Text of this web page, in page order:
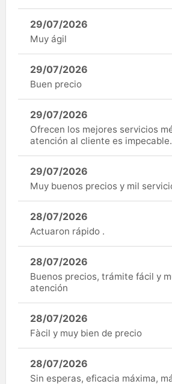
29/07/2026
Muy ágil
29/07/2026
Buen precio
29/07/2026
Ofrecen los mejores servicios
atención al cliente es impecable.
29/07/2026
Muy buenos precios y mil
28/07/2026
Actuaron rápido .
28/07/2026
Buenos precios, trámite fácil y
atención
28/07/2026
Fàcil y muy bien de precio
28/07/2026
Sin esperas, eficacia máxima,